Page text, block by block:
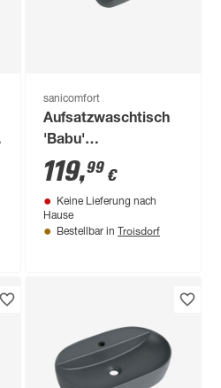
sanicomfort
Aufsatzwaschtisch
'Babu'
dunkelgrau/matt
32,5 x 45,5 x 19,5 cm
119,99 €
Keine Lieferung nach
Hause
Bestellbar in Troisdorf